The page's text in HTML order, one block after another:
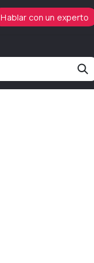
Hablar con un experto